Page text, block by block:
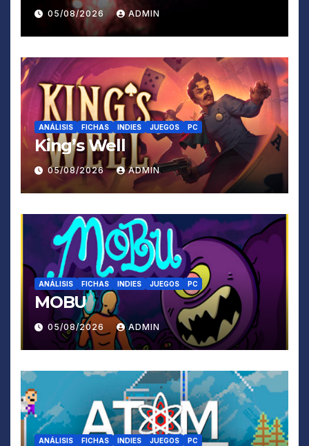
05/08/2026 ADMIN
ANÁLISIS FICHAS INDIES JUEGOS PC
King’s Well
05/08/2026 ADMIN
ANÁLISIS FICHAS INDIES JUEGOS PC
MOBU
05/08/2026 ADMIN
ANÁLISIS FICHAS INDIES JUEGOS PC